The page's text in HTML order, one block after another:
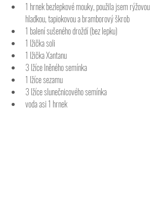
1 hrnek bezlepkové mouky, použila jsem rýžovou
hladkou, tapiokovou a bramborový škrob
1 balení sušeného droždí (bez lepku)
1 lžička soli
1 lžička Xantanu
3 lžíce lněného semínka
1 lžíce sezamu
3 lžíce slunečnicového semínka
voda asi 1 hrnek